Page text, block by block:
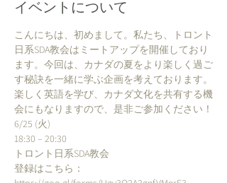
イベントについて
こんにちは、初めまして。私たち、トロント
日系SDA教会はミートアップを開催しており
ます。今回は、カナダの夏をより楽しく過ご
す秘訣を一緒に学ぶ企画を考えております。
楽しく英語を学び、カナダ文化を共有する機
登録はこちら：